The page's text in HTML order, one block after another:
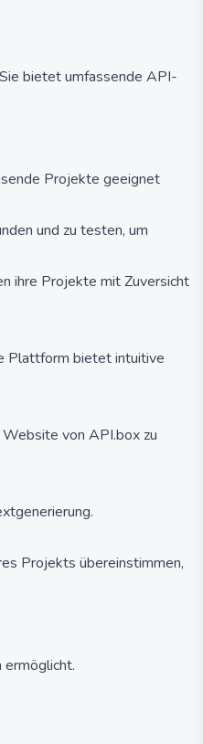
bietet umfassende API-
Projekte geeignet
und zu testen, um
ihre Projekte mit Zuversicht
Plattform bietet intuitive
von API.box zu
Projekts übereinstimmen,